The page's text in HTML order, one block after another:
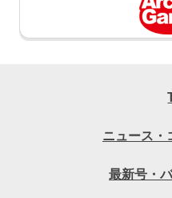
ニュース・
最新号・